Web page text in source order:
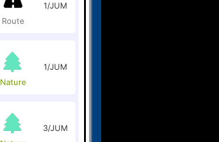
Route
1/JUM
Nature
1/JUM
3/JUM